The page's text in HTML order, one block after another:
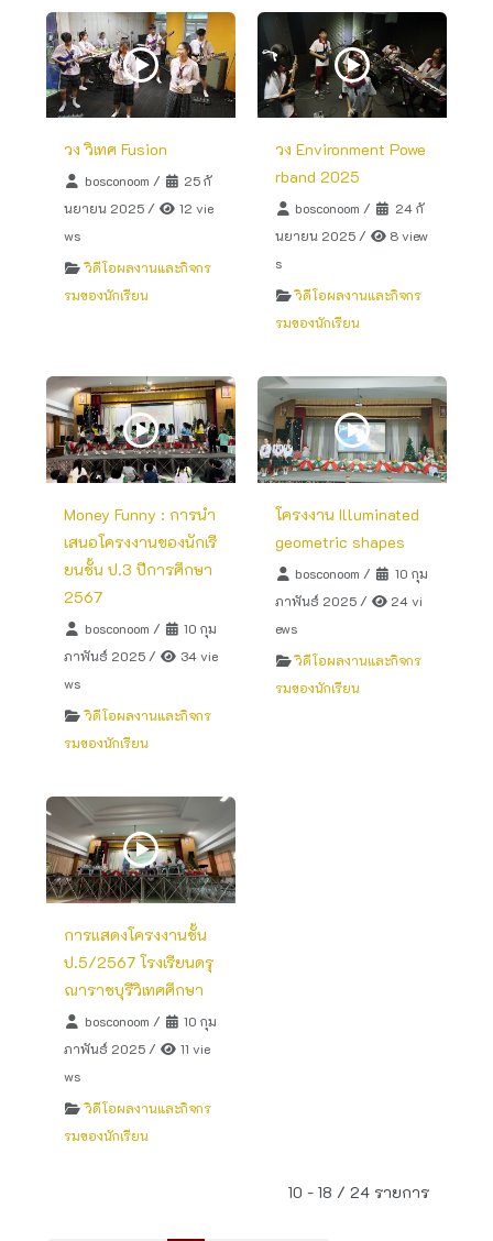
วง วิเทศ Fusion
bosconoom /
25 กั
นยายน 2025/
12 vie
ws
วิดีโอผลงานและกิจกร
รมของนักเรียน
วง Environment Powe
rband 2025
bosconoom /
24 กั
นยายน 2025/
8 view
s
วิดีโอผลงานและกิจกร
รมของนักเรียน
Money Funny : การนำ
เสนอโครงงานของนักเรี
ยนชั้น ป.3 ปีการศึกษา
2567
bosconoom /
10 กุม
ภาพันธ์ 2025 /
34 vie
ws
วิดีโอผลงานและกิจกร
รมของนักเรียน
โครงงาน Illuminated
geometric shapes
bosconoom /
10 กุม
ภาพันธ์ 2025/
24 vi
ews
วิดีโอผลงานและกิจกร
รมของนักเรียน
การแสดงโครงงานชั้น
ป.5/2567 โรงเรียนดรุ
ณาราชบุรีวิเทศศึกษา
bosconoom /
10 กุม
ภาพันธ์ 2025 /
11 vie
ws
วิดีโอผลงานและกิจกร
รมของนักเรียน
10 - 18 / 24 รายการ